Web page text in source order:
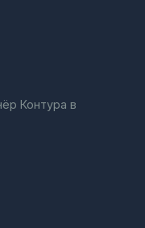
Контура в